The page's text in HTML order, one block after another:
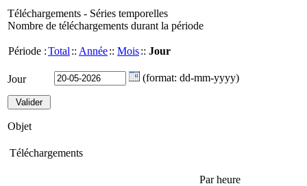
Téléchargements - Séries temporelles
Nombre de téléchargements durant la période
Période :Total :: Année:: Mois:: Jour
Jour (format: dd-mm-yyyy)
Objet
Téléchargements
Par heure